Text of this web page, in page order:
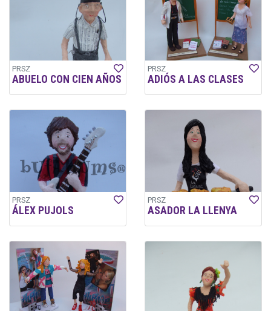
PRSZ
ABUELO CON CIEN AÑOS
PRSZ
ADIÓS A LAS CLASES
PRSZ
ÁLEX PUJOLS
PRSZ
ASADOR LA LLENYA